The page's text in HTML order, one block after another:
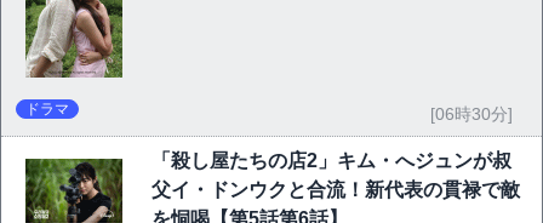
ドラマ [06時30分]
「殺し屋たちの店2」キム・へジュンが叔
父イ・ドンウクと合流！新代表の貫禄で敵
を恫喝【第5話第6話】